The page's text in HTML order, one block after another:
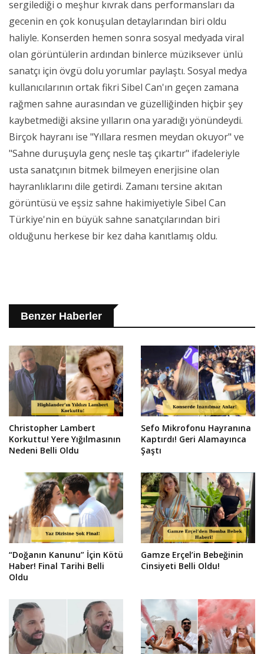
sergilediği o meşhur kıvrak dans performansları da
gecenin en çok konuşulan detaylarından biri oldu
haliyle. Konserden hemen sonra sosyal medyada viral
olan görüntülerin ardından binlerce müziksever ünlü
sanatçı için övgü dolu yorumlar paylaştı. Sosyal medya
kullanıcılarının ortak fikri Sibel Can'ın geçen zamana
rağmen sahne aurasından ve güzelliğinden hiçbir şey
kaybetmediği aksine yılların ona yaradığı yönündeydi.
Birçok hayranı ise "Yıllara resmen meydan okuyor" ve
"Sahne duruşuyla genç nesle taş çıkartır" ifadeleriyle
usta sanatçının bitmek bilmeyen enerjisine olan
hayranlıklarını dile getirdi. Zamanı tersine akıtan
görüntüsü ve eşsiz sahne hakimiyetiyle Sibel Can
Türkiye'nin en büyük sahne sanatçılarından biri
olduğunu herkese bir kez daha kanıtlamış oldu.
Benzer Haberler
Christopher Lambert
Korkuttu! Yere Yığılmasının
Nedeni Belli Oldu
Sefo Mikrofonu Hayranına
Kaptırdı! Geri Alamayınca
Şaştı
“Doğanın Kanunu” İçin Kötü
Haber! Final Tarihi Belli
Oldu
Gamze Erçel’in Bebeğinin
Cinsiyeti Belli Oldu!